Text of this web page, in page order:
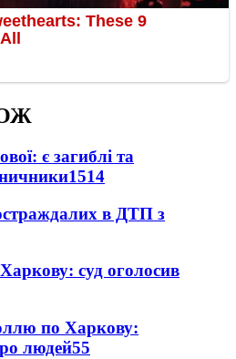
є загиблі та
1514
в ДТП з
суд оголосив
по Харкову:
людей55